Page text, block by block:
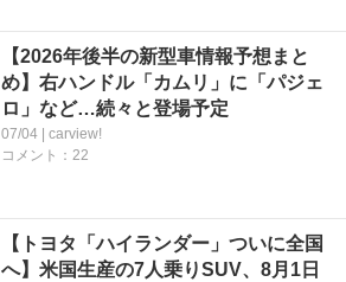
【2026年後半の新型車情報予想まと
め】右ハンドル「カムリ」に「パジェ
ロ」など…続々と登場予定
07/04 | carview!
コメント：22
【トヨタ「ハイランダー」ついに全国
へ】米国生産の7人乗りSUV、8月1日